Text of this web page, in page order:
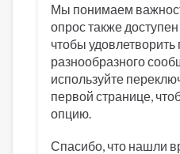
Мы понимаем
опрос также
чтобы
разнообразного
используйте
первой странице,
опцию.
Спасибо, что нашли